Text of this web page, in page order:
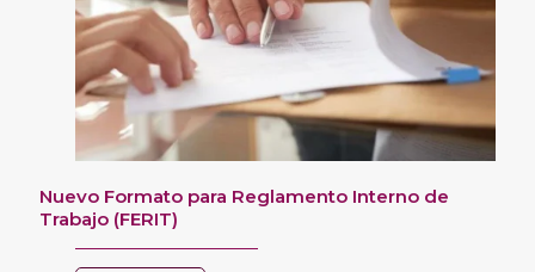
Nuevo Formato para Reglamento Interno de
Trabajo (FERIT)